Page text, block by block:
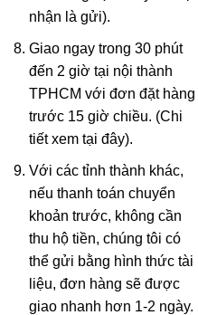
nhận là gửi).
Giao ngay trong 30 phút
đến 2 giờ tại nội thành
TPHCM với đơn đặt hàng
trước 15 giờ chiều. (Chi
tiết xemtại đây).
Với các tỉnh thành khác,
nếu thanh toán chuyển
khoản trước, không cần
thu hộ tiền, chúng tôi có
thể gửi bằng hình thức tài
liệu, đơn hàng sẽ được
giao nhanh hơn 1-2 ngày.